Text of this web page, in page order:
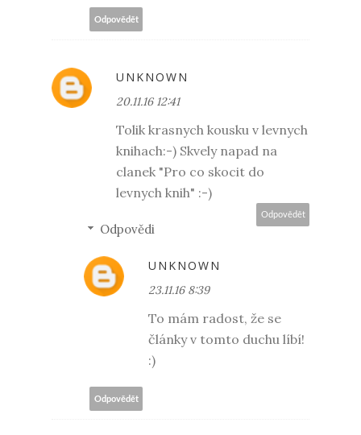
Odpovědět
UNKNOWN
20.11.16 12:41
Tolik krasnych kousku v levnych
knihach:-) Skvely napad na
clanek "Pro co skocit do
levnych knih" :-)
Odpovědět
Odpovědi
UNKNOWN
23.11.16 8:39
To mám radost, že se
články v tomto duchu líbí!
:)
Odpovědět